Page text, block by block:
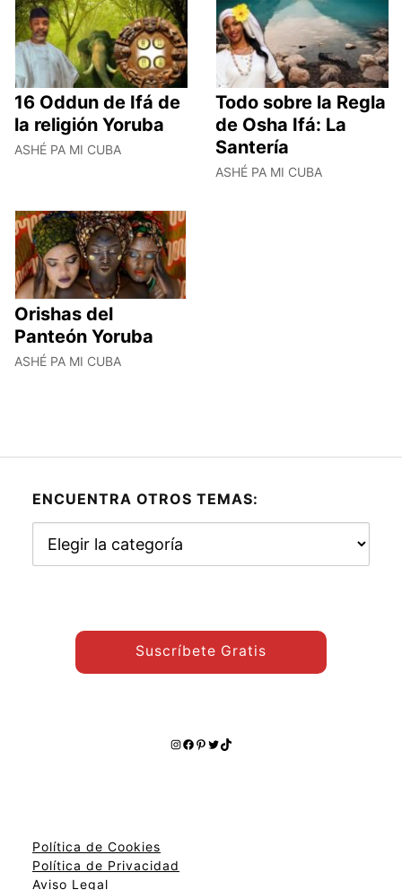
16 Oddun de Ifá de
la religión Yoruba
ASHÉ PA MI CUBA
Todo sobre la Regla
de Osha Ifá: La
Santería
ASHÉ PA MI CUBA
Orishas del
Panteón Yoruba
ASHÉ PA MI CUBA
ENCUENTRA OTROS TEMAS:
otros
Suscríbete Gratis
Instagram
Facebook
Pinterest
Twitter
TikTok
Política de Cookies
Política de Privacidad
Aviso Legal